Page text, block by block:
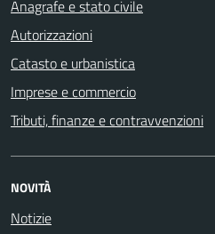
Anagrafe e stato civile
Autorizzazioni
Catasto e urbanistica
Imprese e commercio
Tributi, finanze e contravvenzioni
NOVITÀ
Notizie